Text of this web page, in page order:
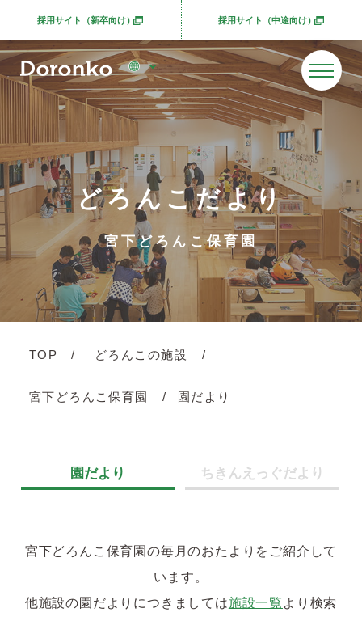
採用サイト（新卒向け）別ウィンドウで開きます 採用サイト（中途向け）別ウィンドウで開きま
どろんこだより
宮下どろんこ保育園
TOP どろんこの施設
宮下どろんこ保育園 園だより
園だより ちきんえっぐだより
宮下どろんこ保育園の毎月のおたよりをご紹介して
います。
他施設の園だよりにつきましては施設一覧 より検索